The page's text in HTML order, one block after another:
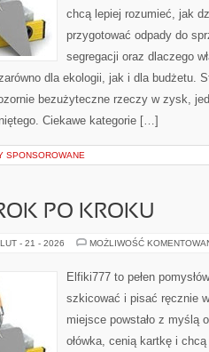
chcą lepiej rozumieć, jak
przygotować odpady do
segregacji oraz dlaczego
dla ekologii, jak i dla budżetu.
bezużyteczne rzeczy w zysk,
Ciekawe kategorie […]
SPONSOROWANE
PO KROKU
LUT - 21 - 2026 MOŻLIWOŚĆ
Elfiki777 to pełen
szkicować i pisać ręcznie
miejsce powstało z myślą
ołówka, cenią kartkę i